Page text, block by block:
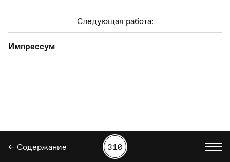
Следующая работа:
Импрессум
310
← Содержание